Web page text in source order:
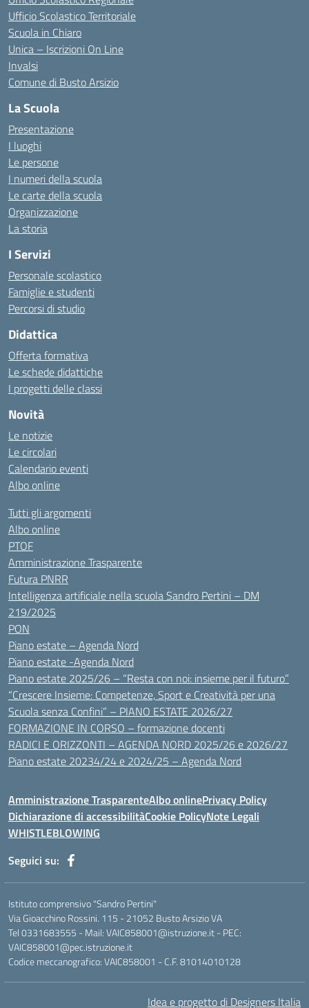
Ufficio Scolastico Territoriale
Scuola in Chiaro
Unica – Iscrizioni On Line
Invalsi
Comune di Busto Arsizio
La Scuola
Presentazione
I luoghi
Le persone
I numeri della scuola
Le carte della scuola
Organizzazione
La storia
I Servizi
Personale scolastico
Famiglie e studenti
Percorsi di studio
Didattica
Offerta formativa
Le schede didattiche
I progetti delle classi
Novità
Le notizie
Le circolari
Calendario eventi
Albo online
Tutti gli argomenti
Albo online
PTOF
Amministrazione Trasparente
Futura PNRR
Intelligenza artificiale nella scuola Sandro Pertini – DM
219/2025
PON
Piano estate – Agenda Nord
Piano estate -Agenda Nord
Piano estate 2025/26 – “Resta con noi: insieme per il futuro”
“Crescere Insieme: Competenze, Sport e Creatività per una
Scuola senza Confini” – PIANO ESTATE 2026/27
FORMAZIONE IN CORSO – formazione docenti
RADICI E ORIZZONTI – AGENDA NORD 2025/26 e 2026/27
Piano estate 20234/24 e 2024/25 – Agenda Nord
Amministrazione TrasparenteAlbo onlinePrivacy Policy
Dichiarazione di accessibilitàCookie PolicyNote Legali
WHISTLEBLOWING
Seguici su:
Istituto comprensivo "Sandro Pertini"
Via Gioacchino Rossini. 115 - 21052 Busto Arsizio VA
Tel 0331683555 - Mail: VAIC858001@istruzione.it - PEC:
VAIC858001@pec.istruzione.it
Codice meccanografico: VAIC858001 - C.F. 81014010128
Idea e progetto di Designers Italia